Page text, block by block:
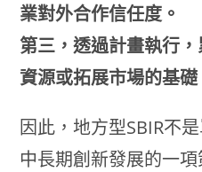
業對外合作信任度。
第三，透過計畫執行
資源或拓展市場的基礎
因此，地方型SBIR不
中長期創新發展的一項